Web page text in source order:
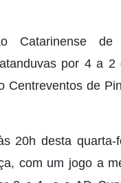
Catarinense
por 4 a
Centreventos de
20h desta
com um jogo a